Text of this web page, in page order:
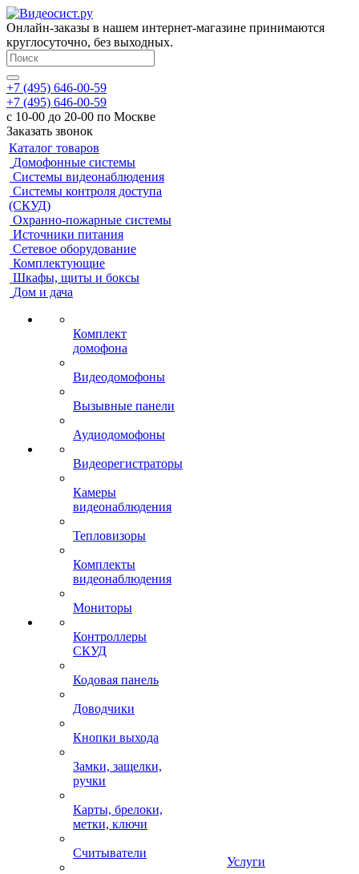
Онлайн-заказы в нашем интернет-магазине принимаются
круглосуточно, без выходных.
+7 (495) 646-00-59
+7 (495) 646-00-59
с 10-00 до 20-00 по Москве
Заказать звонок
Каталог товаров
Домофонные системы
Системы видеонаблюдения
Системы контроля доступа
(СКУД)
Охранно-пожарные системы
Источники питания
Сетевое оборудование
Комплектующие
Шкафы, щиты и боксы
Дом и дача
Комплект
домофона
Видеодомофоны
Вызывные панели
Аудиодомофоны
Видеорегистраторы
Камеры
видеонаблюдения
Тепловизоры
Комплекты
видеонаблюдения
Мониторы
Контроллеры
СКУД
Кодовая панель
Доводчики
Кнопки выхода
Замки, защелки,
ручки
Карты, брелоки,
метки, ключи
Считыватели
Услуги